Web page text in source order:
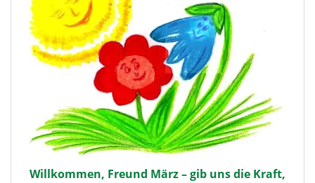
Willkommen, Freund März – gib uns die Kraft,